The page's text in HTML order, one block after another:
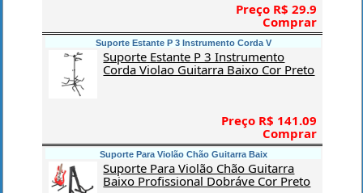
Preço R$ 29.9
Comprar
Suporte Estante P 3 Instrumento Corda V
Suporte Estante P 3 Instrumento
Corda Violao Guitarra Baixo Cor Preto
Preço R$ 141.09
Comprar
Suporte Para Violão Chão Guitarra Baix
Suporte Para Violão Chão Guitarra
Baixo Profissional Dobráve Cor Preto